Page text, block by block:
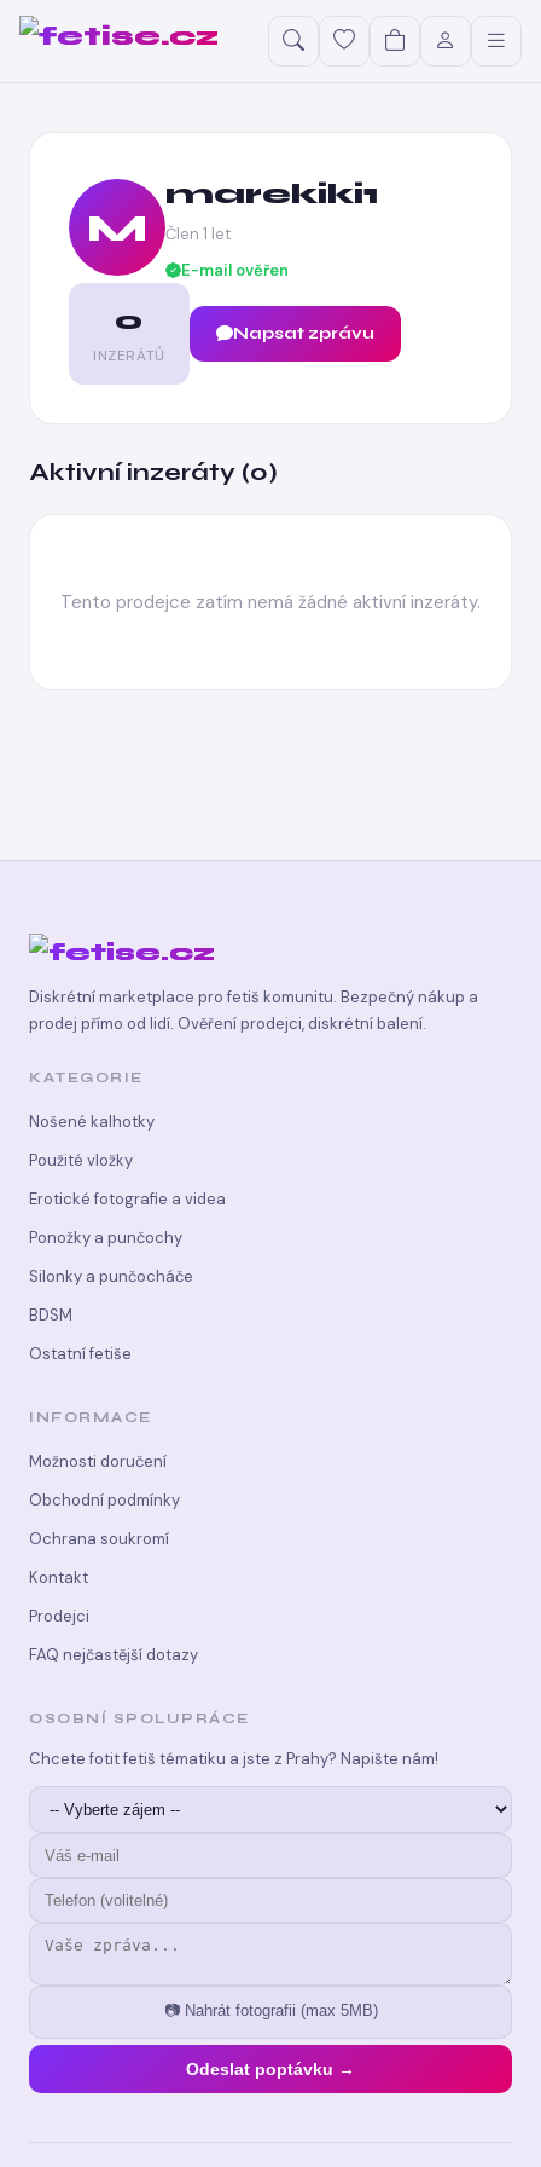
M
marekiki1
Člen 1 let
E-mail ověřen
0
INZERÁTŮ
Napsat zprávu
Aktivní inzeráty (0)
Tento prodejce zatím nemá žádné aktivní inzeráty.
Diskrétní marketplace pro fetiš komunitu. Bezpečný nákup a
prodej přímo od lidí. Ověření prodejci, diskrétní balení.
KATEGORIE
Nošené kalhotky
Použité vložky
Erotické fotografie a videa
Ponožky a punčochy
Silonky a punčocháče
BDSM
Ostatní fetiše
INFORMACE
Možnosti doručení
Obchodní podmínky
Ochrana soukromí
Kontakt
Prodejci
FAQ nejčastější dotazy
OSOBNÍ SPOLUPRÁCE
Chcete fotit fetiš tématiku a jste z Prahy? Napište nám!
📷 Nahrát fotografii (max 5MB)
Odeslat poptávku →